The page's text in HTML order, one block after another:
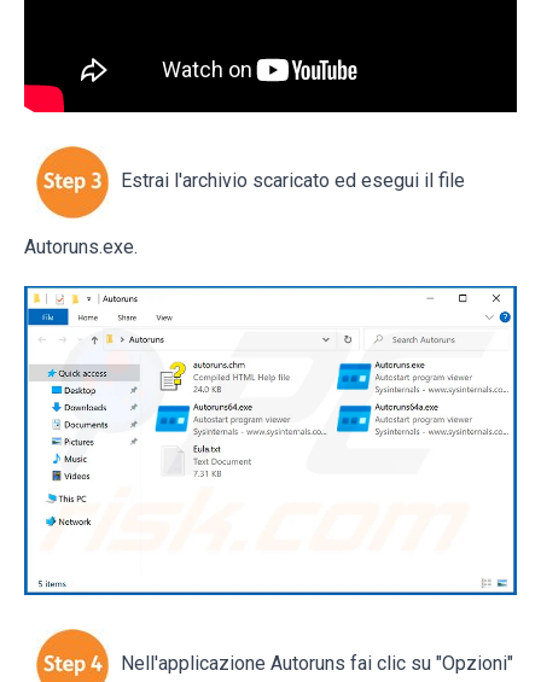
Estrai l'archivio scaricato ed esegui il file
Autoruns.exe.
Nell'applicazione Autoruns fai clic su "Opzioni"